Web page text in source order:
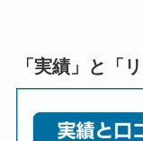
「実績」と「